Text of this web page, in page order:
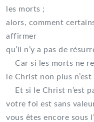
les morts ;
alors, comment
affirmer
qu’il n’y a pas de
Car si les morts ne
le Christ non plus
Et si le Christ n’est
votre foi est sans
vous êtes encore sous